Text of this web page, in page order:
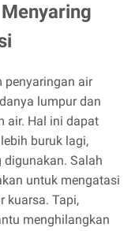
penyaringan air
lumpur dan
air. Hal ini dapat
buruk lagi,
Salah
untuk mengatasi
kuarsa. Tapi,
menghilangkan